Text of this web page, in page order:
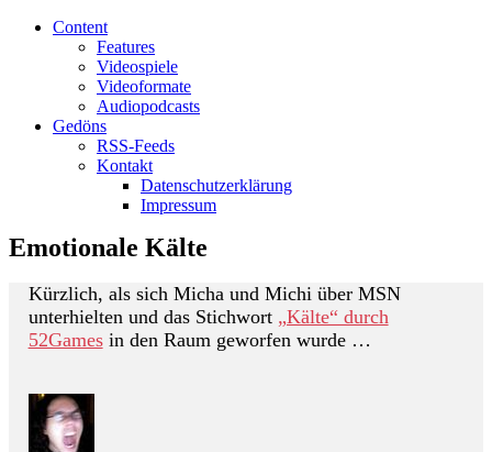
Content
Features
Videospiele
Videoformate
Audiopodcasts
Gedöns
RSS-Feeds
Kontakt
Datenschutzerklärung
Impressum
Emotionale Kälte
Kürzlich, als sich Micha und Michi über MSN
unterhielten und das Stichwort „Kälte“ durch
52Gamesin den Raum geworfen wurde …